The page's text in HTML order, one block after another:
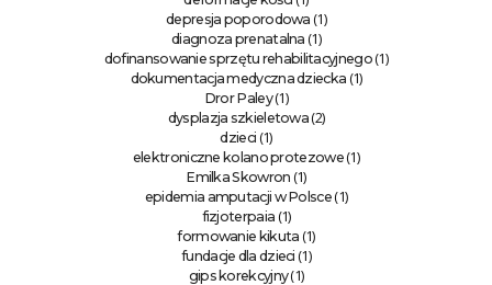
depresja poporodowa (1)
diagnoza prenatalna (1)
dofinansowanie sprzętu rehabilitacyjnego(1)
dokumentacja medyczna dziecka (1)
Dror Paley(1)
dysplazja szkieletowa (2)
dzieci (1)
elektroniczne kolano protezowe(1)
Emilka Skowron (1)
epidemia amputacji w Polsce(1)
fizjoterpaia (1)
formowanie kikuta (1)
fundacje dla dzieci (1)
gips korekcyjny(1)